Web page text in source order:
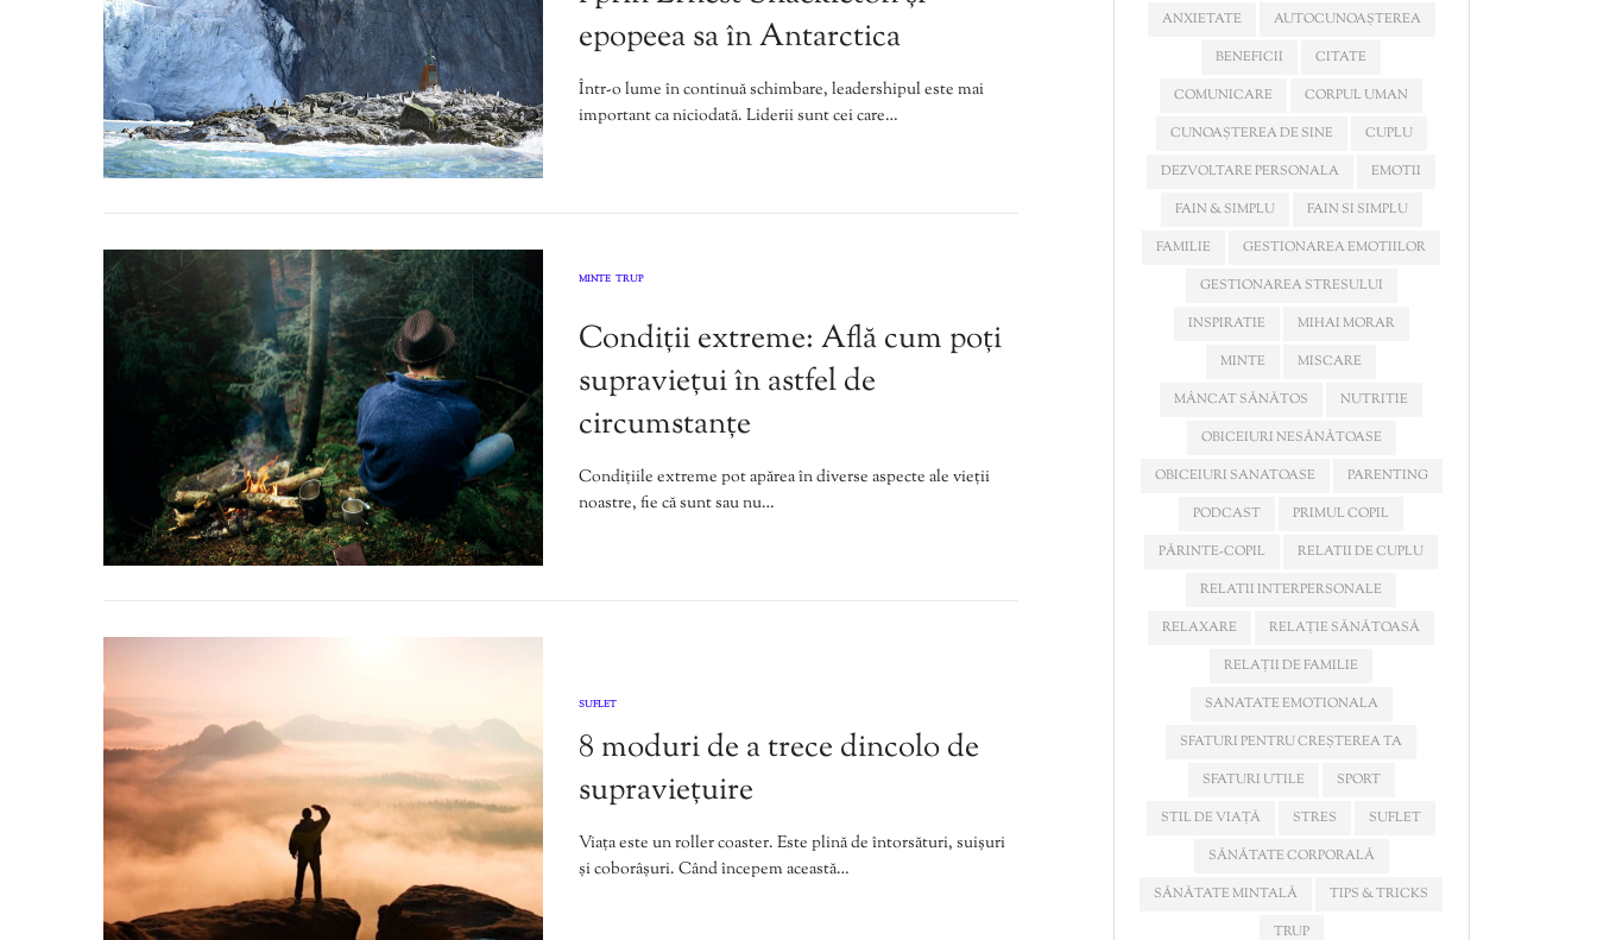
epopeea sa în Antarctica
Într-o lume în continuă schimbare, leadershipul este mai
important ca niciodată. Liderii sunt cei care…
MINTE TRUP
Condiții extreme: Află cum poți
supraviețui în astfel de
circumstanțe
Condițiile extreme pot apărea în diverse aspecte ale vieții
noastre, fie că sunt sau nu…
SUFLET
8 moduri de a trece dincolo de
supraviețuire
Viața este un roller coaster. Este plină de întorsături, suișuri
și coborâșuri. Când începem această…
ANXIETATE
AUTOCUNOAȘTEREA
BENEFICII
CITATE
COMUNICARE
CORPUL UMAN
CUNOAȘTEREA DE SINE
CUPLU
DEZVOLTARE PERSONALA
EMOTII
FAIN & SIMPLU
FAIN SI SIMPLU
FAMILIE
GESTIONAREA EMOTIILOR
GESTIONAREA STRESULUI
INSPIRATIE
MIHAI MORAR
MINTE
MISCARE
MÂNCAT SĂNĂTOS
NUTRITIE
OBICEIURI NESĂNĂTOASE
OBICEIURI SANATOASE
PARENTING
PODCAST
PRIMUL COPIL
PĂRINTE-COPIL
RELATII DE CUPLU
RELATII INTERPERSONALE
RELAXARE
RELAȚIE SĂNĂTOASĂ
RELAȚII DE FAMILIE
SANATATE EMOTIONALA
SFATURI PENTRU CREȘTEREA TA
SFATURI UTILE
SPORT
STIL DE VIAȚĂ
STRES
SUFLET
SĂNĂTATE CORPORALĂ
SĂNĂTATE MINTALĂ
TIPS & TRICKS
TRUP